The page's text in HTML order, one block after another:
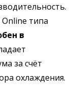
типа
в
за счёт
охлаждения.